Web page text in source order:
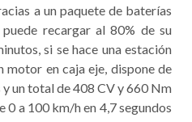
a un paquete de baterías
recargar al 80% de su
si se hace una estación
motor en caja eje, dispone de
un total de 408 CV y 660 Nm
0 a 100 km/h en 4,7 segundos